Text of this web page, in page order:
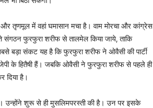
तृणमूल में वहां घमासान मचा है। वाम मोरचा और कांग्रेस
फुरफुरा शरीफ से तालमेल किया जाये, ताकि
बड़ा संकट यह है कि फुरफुरा शरीफ ने ओवैसी की पार्टी
के हितैषी हैं। जबकि ओवैसी ने फुरफुरा शरीफ से पहले ही
दिया है।
उन्होंने शुरू से ही मुसलिमपरस्ती की है। उन पर इसके